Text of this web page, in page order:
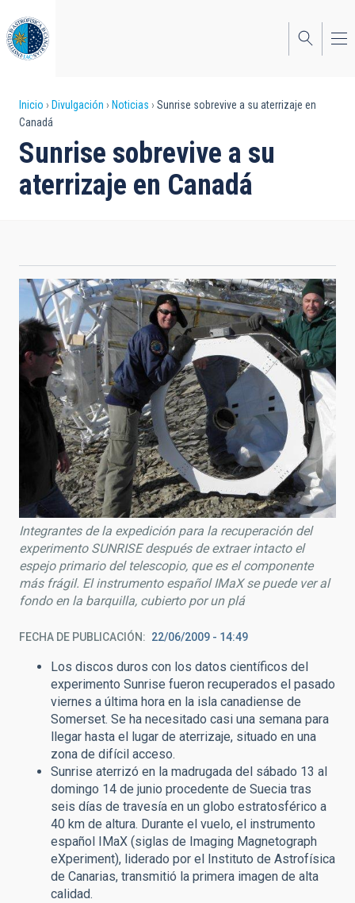
al
contenido
principal
Sobrescribir
enlaces
de
ayuda
navegación
Inicio Divulgación Noticias
Sunrise sobrevive a su aterrizaje en
Canadá
Sunrise sobrevive a su
aterrizaje en Canadá
Integrantes de la expedición para la recuperación del
experimento SUNRISE después de extraer intacto el
espejo primario del telescopio, que es el componente
más frágil. El instrumento español IMaX se puede ver al
fondo en la barquilla, cubierto por un plá
FECHA DE PUBLICACIÓN 22/06/2009 - 14:49
Los discos duros con los datos científicos del
experimento Sunrise fueron recuperados el pasado
viernes a última hora en la isla canadiense de
Somerset. Se ha necesitado casi una semana para
llegar hasta el lugar de aterrizaje, situado en una
zona de difícil acceso.
Sunrise aterrizó en la madrugada del sábado 13 al
domingo 14 de junio procedente de Suecia tras
seis días de travesía en un globo estratosférico a
40 km de altura. Durante el vuelo, el instrumento
español IMaX (siglas de Imaging Magnetograph
eXperiment), liderado por el Instituto de Astrofísica
de Canarias, transmitió la primera imagen de alta
calidad.